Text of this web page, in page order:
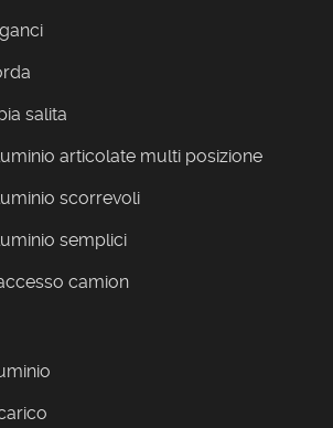
salita
articolate multi posizione
scorrevoli
semplici
camion